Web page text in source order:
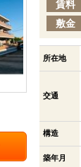
賃料
敷金
所在地
交通
構造
築年月